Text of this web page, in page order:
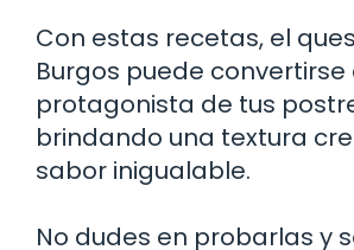
Con estas recetas, el
Burgos puede convertirse
protagonista de tus
brindando una textura
sabor inigualable.
No dudes en probarlas y